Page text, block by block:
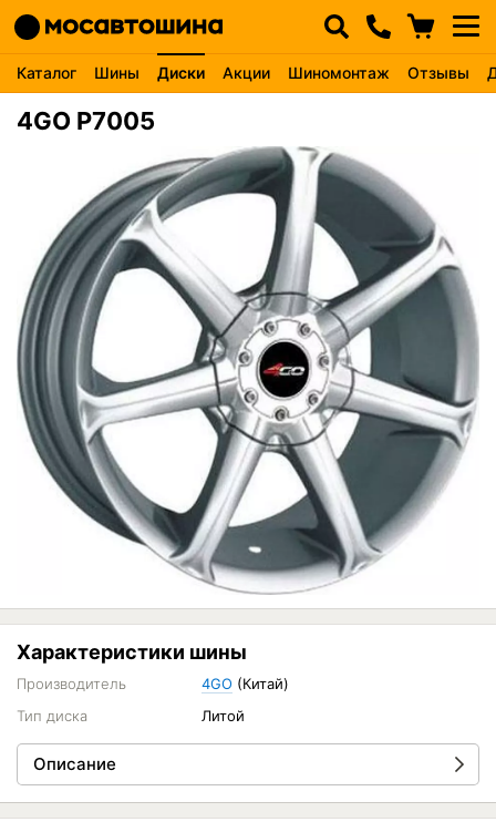
Каталог Шины Диски Акции Шиномонтаж Отзывы
4GO P7005
Характеристики шины
Производитель 4GO (Китай)
Тип диска
Литой
Описание